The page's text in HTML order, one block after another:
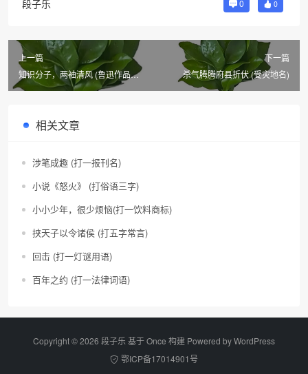
段子乐 0 0
上一篇
知识分子，两袖清风 (鲁迅作品篇
目)
下一篇
杀气腾腾府县折伏 (受灾地名)
相关文章
涉笔成趣 (打一报刊名)
小说《怒火》 (打俗语三字)
小小少年，很少烦恼(打一饮料商标)
挟天子以令诸侯 (打五字常言)
回击 (打一灯谜用语)
百年之约 (打一法律词语)
Copyright © 2026 段子乐 基于 Once 构建 Powered byWordPress
鄂ICP备17014901号